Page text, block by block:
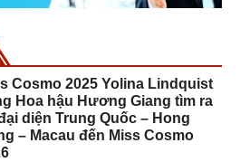
Cosmo 2025 Yolina Lindquist
Hoa hậu Hương Giang tìm ra
diện Trung Quốc – Hong
– Macau đến Miss Cosmo